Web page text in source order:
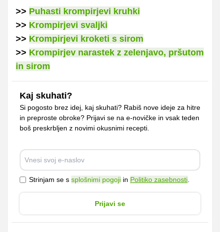
>> Puhasti krompirjevi kruhki
>> Krompirjevi svaljki
>> Krompirjevi kroketi s sirom
>> Krompirjev narastek z zelenjavo, pršutom
in sirom
Kaj skuhati?
Si pogosto brez idej, kaj skuhati? Rabiš nove ideje za hitre
in preproste obroke? Prijavi se na e-novičke in vsak teden
boš preskrbljen z novimi okusnimi recepti.
Strinjam se s splošnimi pogoji in Politiko zasebnosti
Prijavi se